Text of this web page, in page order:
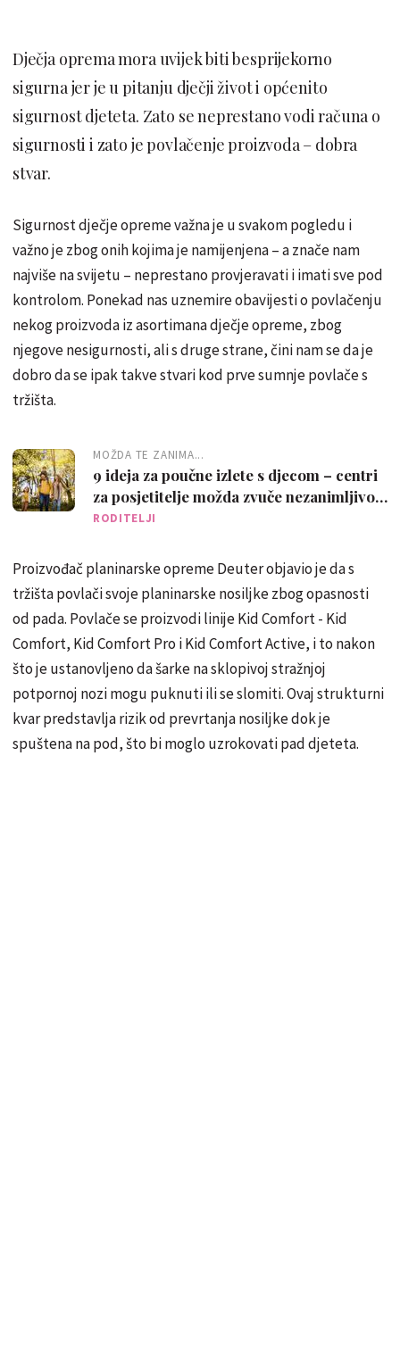
Dječja oprema mora uvijek biti besprijekorno
sigurna jer je u pitanju dječji život i općenito
sigurnost djeteta. Zato se neprestano vodi računa o
sigurnosti i zato je povlačenje proizvoda – dobra
stvar.
Sigurnost dječje opreme važna je u svakom pogledu i
važno je zbog onih kojima je namijenjena – a znače nam
najviše na svijetu – neprestano provjeravati i imati sve pod
kontrolom. Ponekad nas uznemire obavijesti o povlačenju
nekog proizvoda iz asortimana dječje opreme, zbog
njegove nesigurnosti, ali s druge strane, čini nam se da je
dobro da se ipak takve stvari kod prve sumnje povlače s
tržišta.
MOŽDA TE ZANIMA...
9 ideja za poučne izlete s djecom – centri
za posjetitelje možda zvuče nezanimljivo,
ali upravo su suprotno!
RODITELJI
Proizvođač planinarske opreme Deuter objavio je da s
tržišta povlači svoje planinarske nosiljke zbog opasnosti
od pada. Povlače se proizvodi linije Kid Comfort - Kid
Comfort, Kid Comfort Pro i Kid Comfort Active, i to nakon
što je ustanovljeno da šarke na sklopivoj stražnjoj
potpornoj nozi mogu puknuti ili se slomiti. Ovaj strukturni
kvar predstavlja rizik od prevrtanja nosiljke dok je
spuštena na pod, što bi moglo uzrokovati pad djeteta.